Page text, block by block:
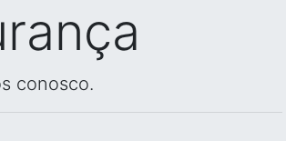
conosco.